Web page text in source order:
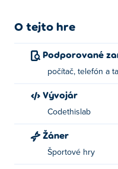
O tejto hre
Podporované
počítač, telefón a
Vývojár
Codethislab
Žáner
Športové hry